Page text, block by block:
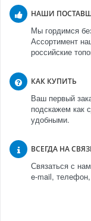
НАШИ
Мы гордимся
Ассортимент
российские
КАК КУПИТЬ
Ваш первый
подскажем как
удобными.
ВСЕГДА НА
Связаться с
e-mail,